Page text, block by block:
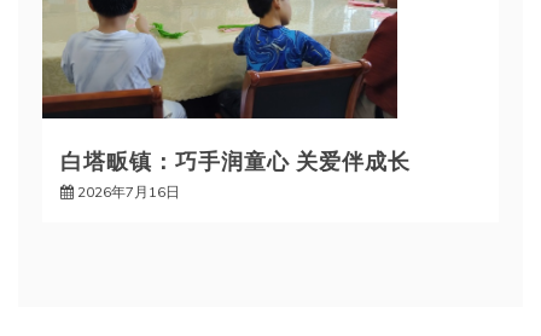
白塔畈镇：巧手润童心 关爱伴成长
2026年7月16日